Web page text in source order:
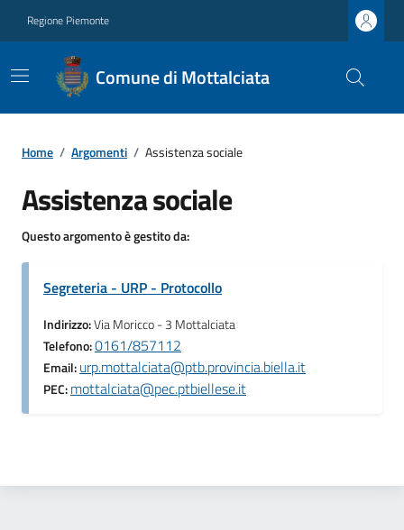
Regione Piemonte
Comune di Mottalciata
Home / Argomenti / Assistenza sociale
Assistenza sociale
Questo argomento è gestito da:
Segreteria - URP - Protocollo
Indirizzo:Via Moricco - 3 Mottalciata
Telefono:0161/857112
Email:urp.mottalciata@ptb.provincia.biella.it
PEC:mottalciata@pec.ptbiellese.it